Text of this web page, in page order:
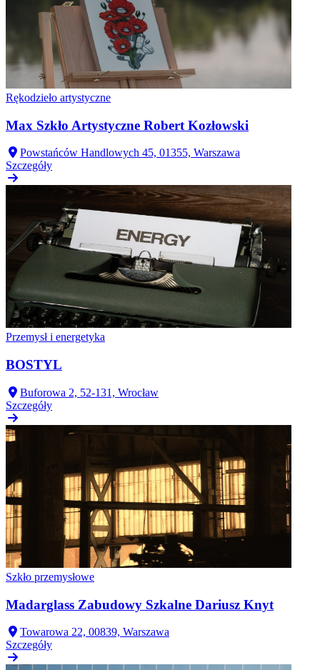
Rękodzieło artystyczne
Max Szkło Artystyczne Robert Kozłowski
Powstańców Handlowych 45, 01355, Warszawa
Szczegóły
Przemysł i energetyka
BOSTYL
Buforowa 2, 52-131, Wrocław
Szczegóły
Szkło przemysłowe
Madarglass Zabudowy Szkalne Dariusz Knyt
Towarowa 22, 00839, Warszawa
Szczegóły